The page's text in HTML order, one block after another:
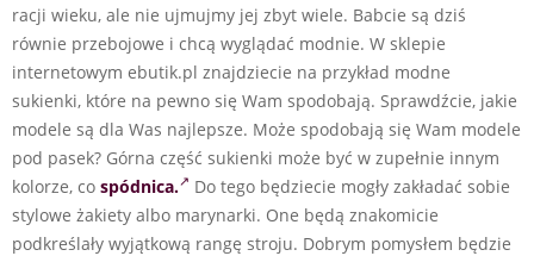
racji wieku, ale nie ujmujmy jej zbyt wiele. Babcie są dziś
równie przebojowe i chcą wyglądać modnie. W sklepie
internetowym ebutik.pl znajdziecie na przykład modne
sukienki, które na pewno się Wam spodobają. Sprawdźcie, jakie
modele są dla Was najlepsze. Może spodobają się Wam modele
pod pasek? Górna część sukienki może być w zupełnie innym
kolorze, co spódnica.
Do tego będziecie mogły zakładać sobie
stylowe żakiety albo marynarki. One będą znakomicie
podkreślały wyjątkową rangę stroju. Dobrym pomysłem będzie